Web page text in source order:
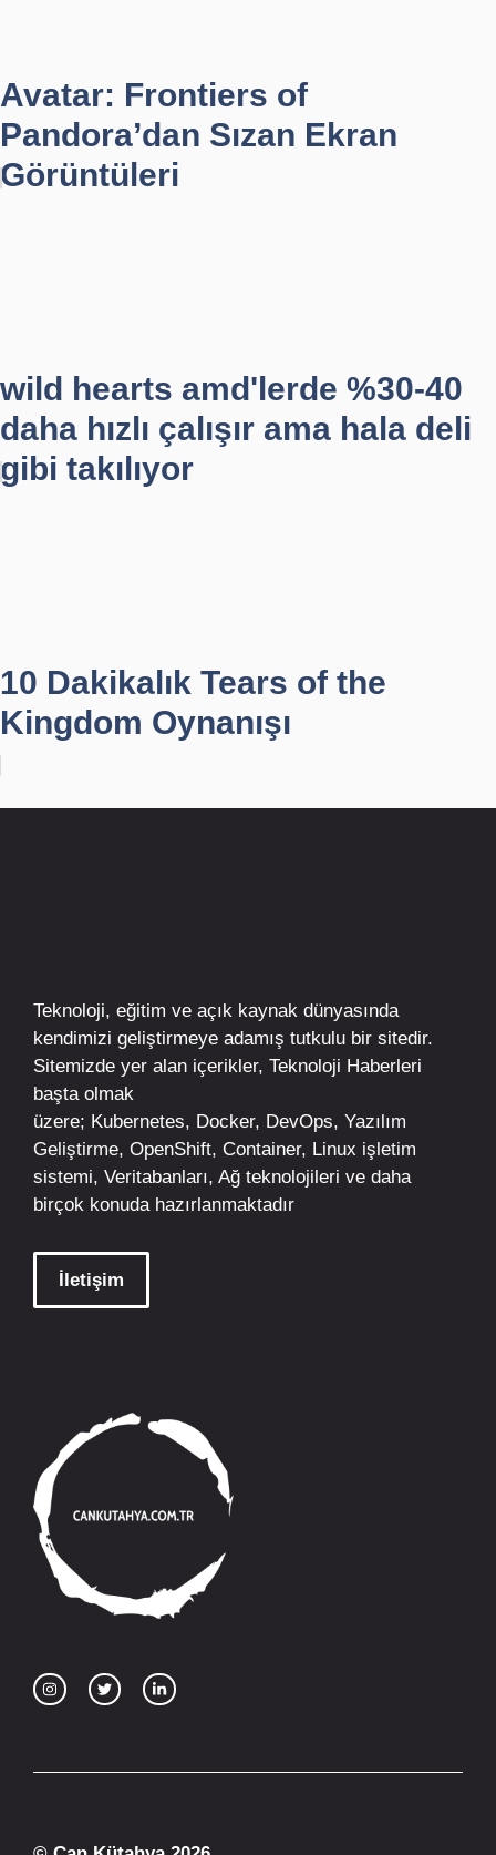
Avatar: Frontiers of
Pandora’dan Sızan Ekran
Görüntüleri
wild hearts amd'lerde %30-40
daha hızlı çalışır ama hala deli
gibi takılıyor
10 Dakikalık Tears of the
Kingdom Oynanışı
Teknoloji, eğitim ve açık kaynak dünyasında
kendimizi geliştirmeye adamış tutkulu bir sitedir.
Sitemizde yer alan içerikler, Teknoloji Haberleri
başta olmak
üzere; Kubernetes, Docker, DevOps, Yazılım
Geliştirme, OpenShift, Container, Linux işletim
sistemi, Veritabanları, Ağ teknolojileri ve daha
birçok konuda hazırlanmaktadır
İletişim